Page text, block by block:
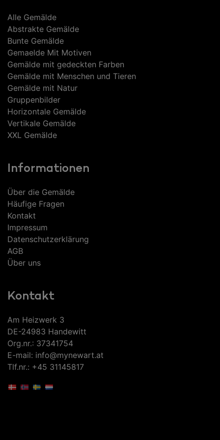
Alle Gemälde
Abstrakte Gemälde
Bunte Gemälde
Gemaelde Mit Motiven
Gemälde mit gedeckten Farben
Gemälde mit Menschen und Tieren
Gemälde mit Natur
Gruppenbilder
Horizontale Gemälde
Vertikale Gemälde
XXL Gemälde
Informationen
Über die Gemälde
Häufige Fragen
Kontakt
Impressum
Datenschutzerklärung
AGB
Über uns
Kontakt
Am Heizwerk 3
DE-24983 Handewitt
Org.nr.: 37341754
E-mail: info@mynewart.at
Tlf.nr.: +45 31145817